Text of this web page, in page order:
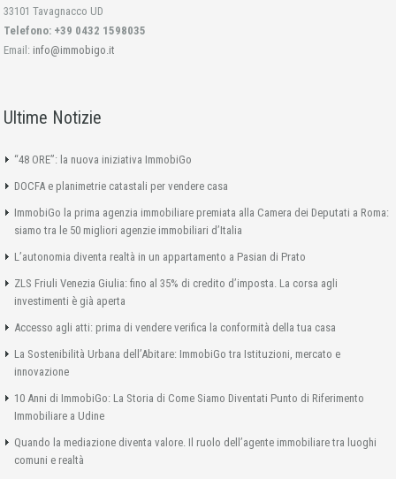
33101 Tavagnacco UD
Telefono: +39 0432 1598035
Email: info@immobigo.it
Ultime Notizie
“48 ORE”: la nuova iniziativa ImmobiGo
DOCFA e planimetrie catastali per vendere casa
ImmobiGo la prima agenzia immobiliare premiata alla Camera dei Deputati a Roma:
siamo tra le 50 migliori agenzie immobiliari d’Italia
L’autonomia diventa realtà in un appartamento a Pasian di Prato
ZLS Friuli Venezia Giulia: fino al 35% di credito d’imposta. La corsa agli
investimenti è già aperta
Accesso agli atti: prima di vendere verifica la conformità della tua casa
La Sostenibilità Urbana dell’Abitare: ImmobiGo tra Istituzioni, mercato e
innovazione
10 Anni di ImmobiGo: La Storia di Come Siamo Diventati Punto di Riferimento
Immobiliare a Udine
Quando la mediazione diventa valore. Il ruolo dell’agente immobiliare tra luoghi
comuni e realtà